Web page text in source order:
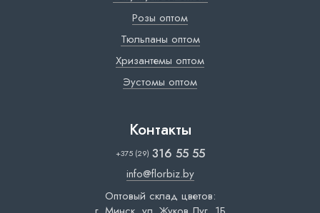
Розы оптом
Тюльпаны оптом
Хризантемы оптом
Эустомы оптом
Контакты
+375 (29) 316 55 55
info@florbiz.by
Оптовый склад цветов: